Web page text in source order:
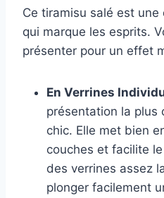
Ce tiramisu salé est
qui marque les esprits.
présenter pour un effet
En Verrines
présentation la plus
chic. Elle met bien
couches et facilite
des verrines assez
plonger facilement